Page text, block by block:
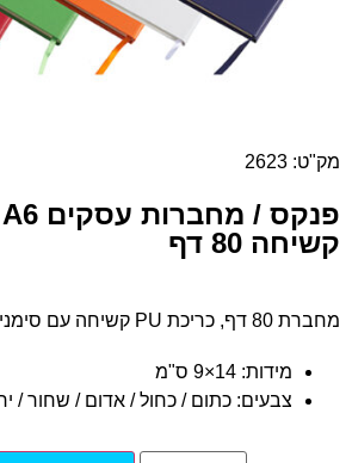
מק"ט: 2623
קשיחה 80 דף
מחברת 80 דף, כריכת PU קשיחה עם סימנייה
מידות: 14×9 ס"מ
צבעים: כתום / כחול / אדום / שחור /